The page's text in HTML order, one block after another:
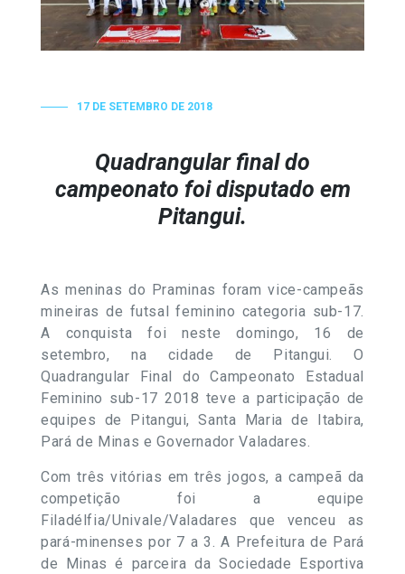
17 DE SETEMBRO DE 2018
Quadrangular final do
campeonato foi disputado em
Pitangui.
As meninas do Praminas foram vice-campeãs
mineiras de futsal feminino categoria sub-17.
A conquista foi neste domingo, 16 de
setembro, na cidade de Pitangui. O
Quadrangular Final do Campeonato Estadual
Feminino sub-17 2018 teve a participação de
equipes de Pitangui, Santa Maria de Itabira,
Pará de Minas e Governador Valadares.
Com três vitórias em três jogos, a campeã da
competição foi a equipe
Filadélfia/Univale/Valadares que venceu as
pará-minenses por 7 a 3. A Prefeitura de Pará
de Minas é parceira da Sociedade Esportiva